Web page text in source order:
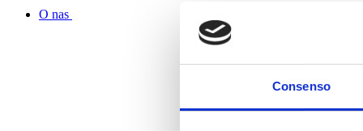
Consenso
O nas